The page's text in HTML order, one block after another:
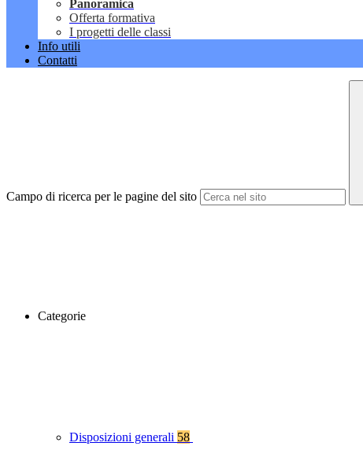
Panoramica
Offerta formativa
I progetti delle classi
Info utili
Contatti
Campo di ricerca per le pagine del sito
Categorie
Disposizioni generali 58